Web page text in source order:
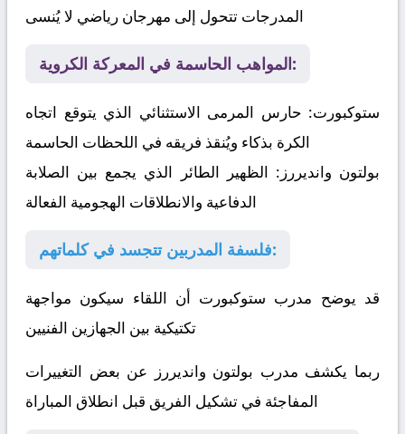
المدرجات تتحول إلى مهرجان رياضي لا يُنسى
المواهب الحاسمة في المعركة الكروية:
ستوكبورت: حارس المرمى الاستثنائي الذي يتوقع اتجاه
الكرة بذكاء ويُنقذ فريقه في اللحظات الحاسمة
بولتون وانديررز: الظهير الطائر الذي يجمع بين الصلابة
الدفاعية والانطلاقات الهجومية الفعالة
فلسفة المدربين تتجسد في كلماتهم:
قد يوضح مدرب ستوكبورت أن اللقاء سيكون مواجهة
تكتيكية بين الجهازين الفنيين
ربما يكشف مدرب بولتون وانديررز عن بعض التغييرات
المفاجئة في تشكيل الفريق قبل انطلاق المباراة